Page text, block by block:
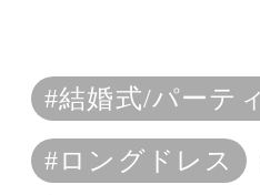
#結婚式/パーテ
#ロングドレス